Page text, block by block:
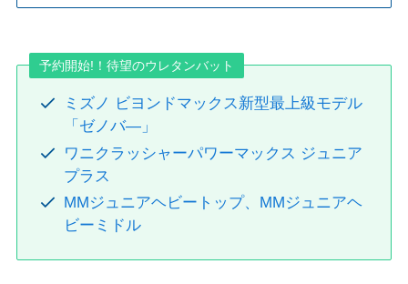
予約開始!！待望のウレタンバット
ミズノ ビヨンドマックス新型最上級モデル
「ゼノバ―」
ワニクラッシャーパワーマックス ジュニア
プラス
MMジュニアヘビートップ、MMジュニアヘ
ビーミドル